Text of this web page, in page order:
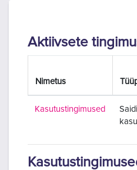
Aktiivsete
Nimetus
Kasutustingimused
Saidi